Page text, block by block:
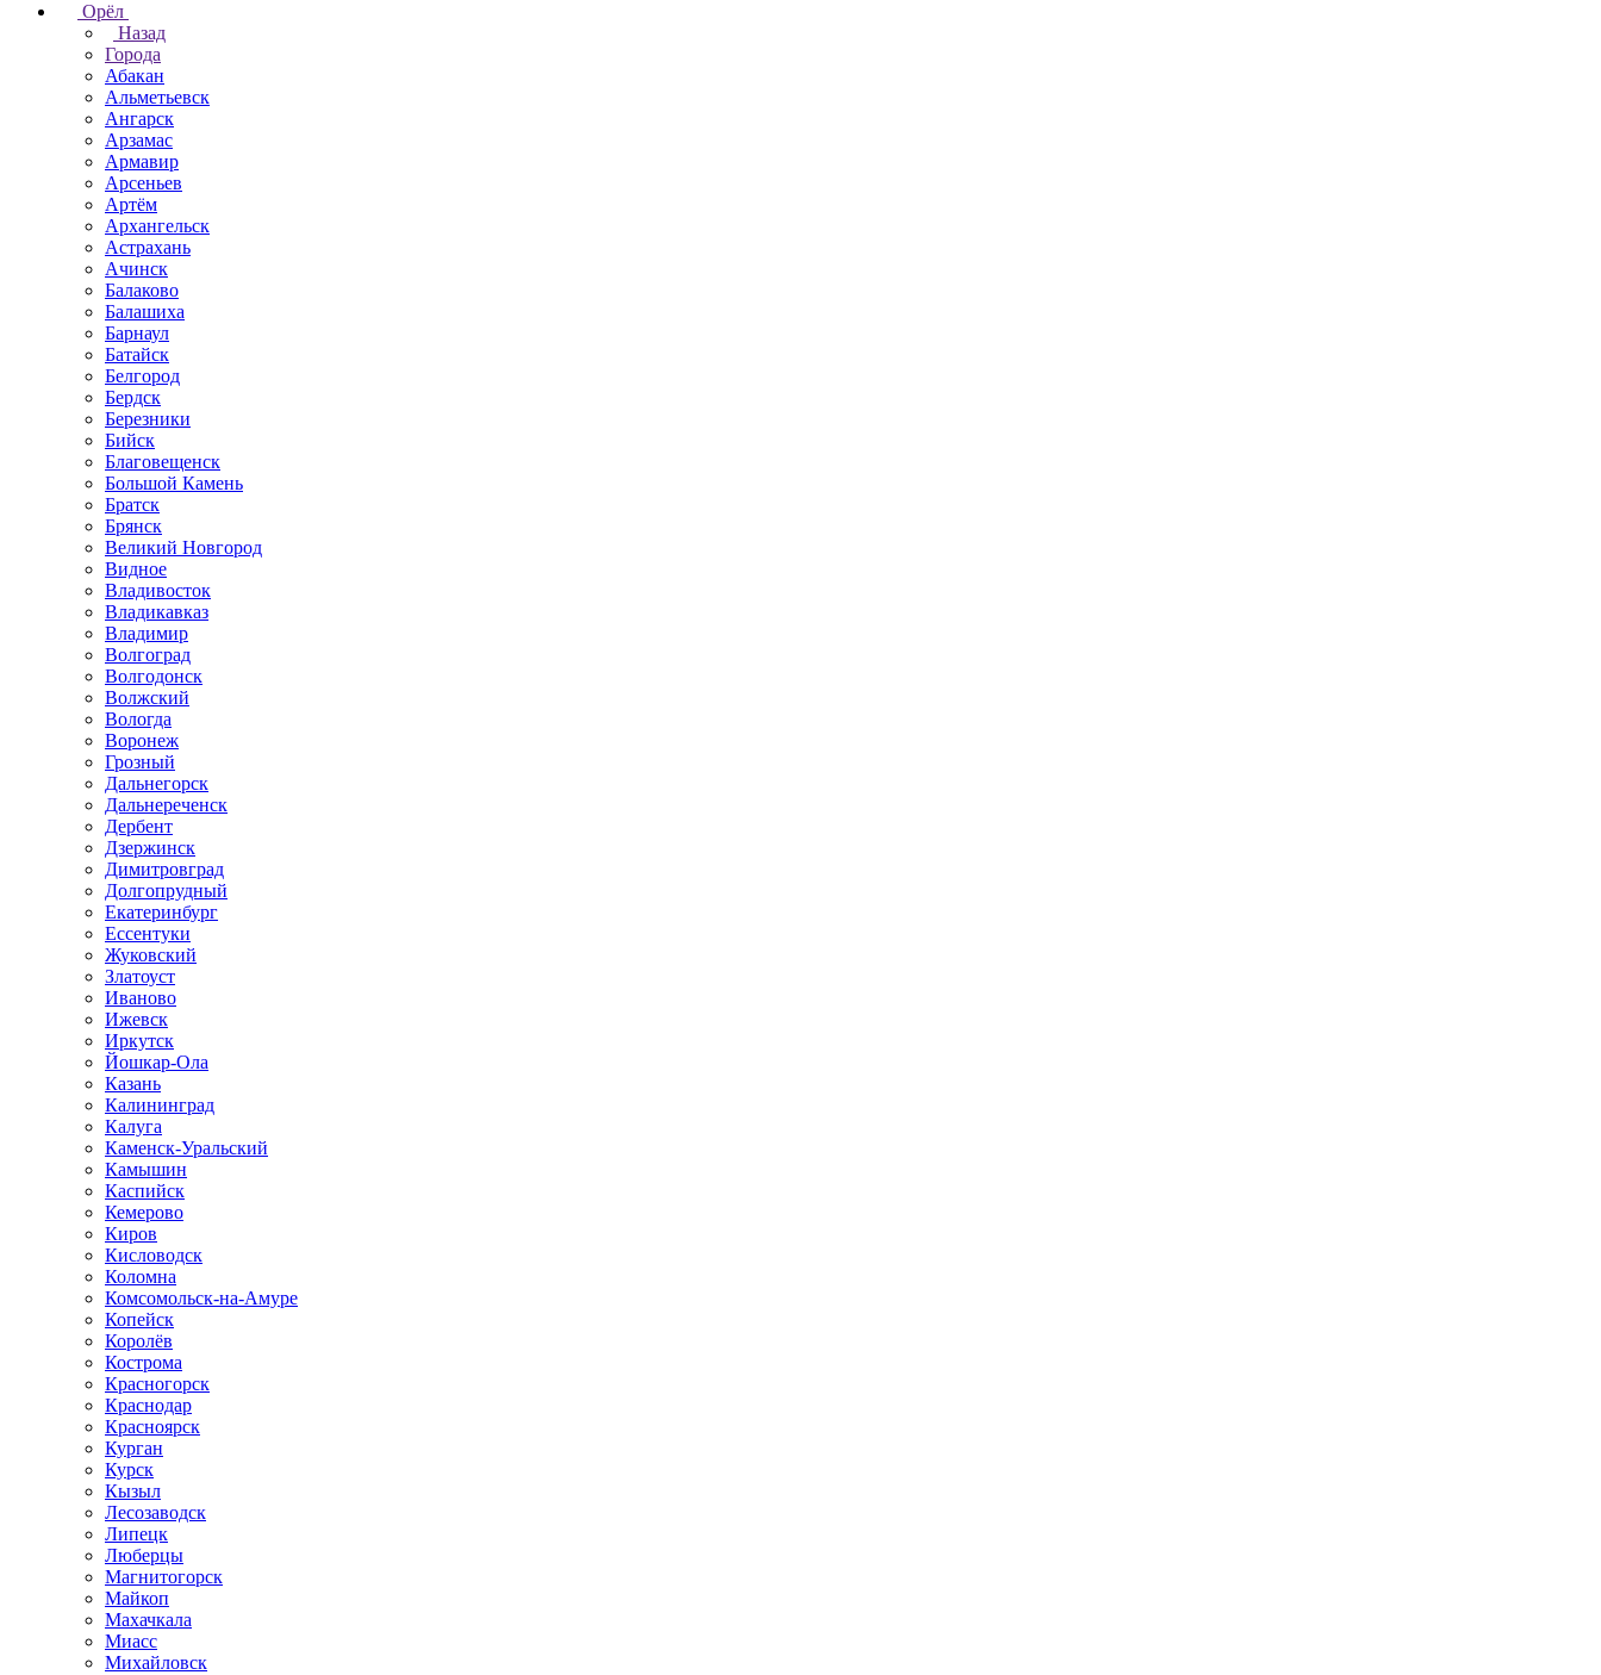
Орёл
Назад
Города
Абакан
Альметьевск
Ангарск
Арзамас
Армавир
Арсеньев
Артём
Архангельск
Астрахань
Ачинск
Балаково
Балашиха
Барнаул
Батайск
Белгород
Бердск
Березники
Бийск
Благовещенск
Большой Камень
Братск
Брянск
Великий Новгород
Видное
Владивосток
Владикавказ
Владимир
Волгоград
Волгодонск
Волжский
Вологда
Воронеж
Грозный
Дальнегорск
Дальнереченск
Дербент
Дзержинск
Димитровград
Долгопрудный
Екатеринбург
Ессентуки
Жуковский
Златоуст
Иваново
Ижевск
Иркутск
Йошкар-Ола
Казань
Калининград
Калуга
Каменск-Уральский
Камышин
Каспийск
Кемерово
Киров
Кисловодск
Коломна
Комсомольск-на-Амуре
Копейск
Королёв
Кострома
Красногорск
Краснодар
Красноярск
Курган
Курск
Кызыл
Лесозаводск
Липецк
Люберцы
Магнитогорск
Майкоп
Махачкала
Миасс
Михайловск